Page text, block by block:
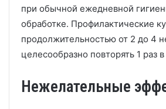
при обычной ежедневной
обработке. Профилактические
продолжительностью от 2 до 4
целесообразно повторять 1 раз
Нежелательные